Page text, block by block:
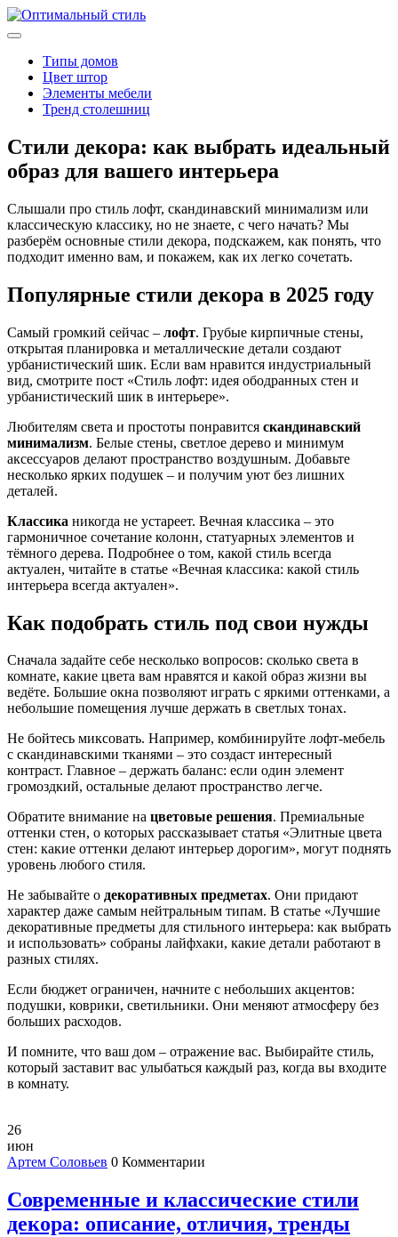
Типы домов
Цвет штор
Элементы мебели
Тренд столешниц
Стили декора: как выбрать идеальный
образ для вашего интерьера
Слышали про стиль лофт, скандинавский минимализм или
классическую классику, но не знаете, с чего начать? Мы
разберём основные стили декора, подскажем, как понять, что
подходит именно вам, и покажем, как их легко сочетать.
Популярные стили декора в 2025 году
Самый громкий сейчас – лофт. Грубые кирпичные стены,
открытая планировка и металлические детали создают
урбанистический шик. Если вам нравится индустриальный
вид, смотрите пост «Стиль лофт: идея ободранных стен и
урбанистический шик в интерьере».
Любителям света и простоты понравится скандинавский
минимализм. Белые стены, светлое дерево и минимум
аксессуаров делают пространство воздушным. Добавьте
несколько ярких подушек – и получим уют без лишних
деталей.
Классика никогда не устареет. Вечная классика – это
гармоничное сочетание колонн, статуарных элементов и
тёмного дерева. Подробнее о том, какой стиль всегда
актуален, читайте в статье «Вечная классика: какой стиль
интерьера всегда актуален».
Как подобрать стиль под свои нужды
Сначала задайте себе несколько вопросов: сколько света в
комнате, какие цвета вам нравятся и какой образ жизни вы
ведёте. Большие окна позволяют играть с яркими оттенками, а
небольшие помещения лучше держать в светлых тонах.
Не бойтесь миксовать. Например, комбинируйте лофт‑мебель
с скандинавскими тканями – это создаст интересный
контраст. Главное – держать баланс: если один элемент
громоздкий, остальные делают пространство легче.
Обратите внимание на цветовые решения. Премиальные
оттенки стен, о которых рассказывает статья «Элитные цвета
стен: какие оттенки делают интерьер дорогим», могут поднять
уровень любого стиля.
Не забывайте о декоративных предметах. Они придают
характер даже самым нейтральным типам. В статье «Лучшие
декоративные предметы для стильного интерьера: как выбрать
и использовать» собраны лайфхаки, какие детали работают в
разных стилях.
Если бюджет ограничен, начните с небольших акцентов:
подушки, коврики, светильники. Они меняют атмосферу без
больших расходов.
И помните, что ваш дом – отражение вас. Выбирайте стиль,
который заставит вас улыбаться каждый раз, когда вы входите
в комнату.
26
июн
Артем Соловьев 0 Комментарии
Современные и классические стили
декора: описание, отличия, тренды